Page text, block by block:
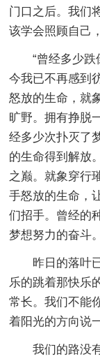
门口之后。我们
该学会照顾自己
“曾经多少
今我已不再感到
怒放的生命，就
旷野。拥有挣脱
经多少次扑灭了
的生命得到解放
之巅。就象穿行
手怒放的生命，
们招手。曾经的
梦想努力的奋斗。
昨日的落叶
乐的跳着那快乐
常长。我们不能
着阳光的方向说
我们的路没